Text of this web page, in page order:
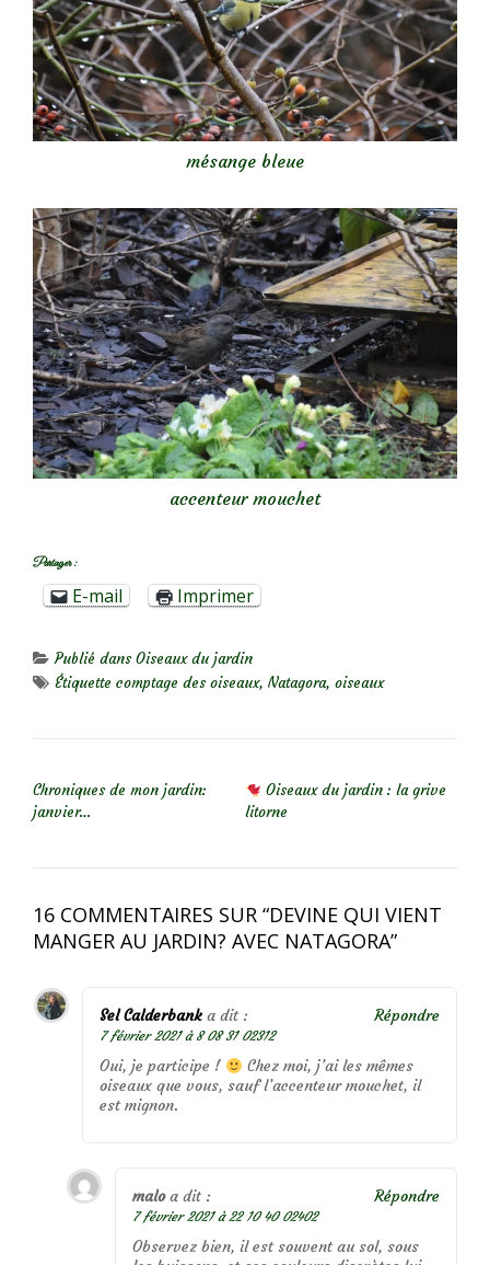
mésange bleue
accenteur mouchet
Partager :
E-mail Imprimer
Publié dansOiseaux du jardin
Étiquette comptage des oiseaux, Natagora, oiseaux
Chroniques de mon jardin:
janvier…
Oiseaux du jardin : la grive
litorne
16 COMMENTAIRES SUR “DEVINE QUI VIENT
MANGER AU JARDIN? AVEC NATAGORA”
Sel Calderbank a dit :
7 février 2021 à 8 08 31 02312
Oui, je participe !
Chez moi, j’ai les mêmes
oiseaux que vous, sauf l’accenteur mouchet, il
est mignon.
Répondre
malo a dit :
7 février 2021 à 22 10 40 02402
Observez bien, il est souvent au sol, sous
Répondre